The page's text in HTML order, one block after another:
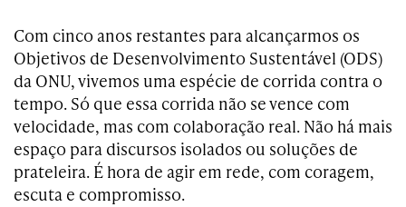
Com cinco anos restantes para alcançarmos os
Objetivos de Desenvolvimento Sustentável (ODS)
da ONU, vivemos uma espécie de corrida contra o
tempo. Só que essa corrida não se vence com
velocidade, mas com colaboração real. Não há mais
espaço para discursos isolados ou soluções de
prateleira. É hora de agir em rede, com coragem,
escuta e compromisso.